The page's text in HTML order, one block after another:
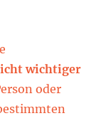
wichtiger
oder